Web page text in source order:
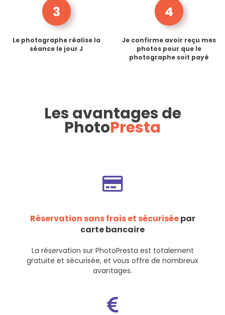
3
Le photographe réalise la
séance le jour J
4
Je confirme avoir reçu mes
photos pour que le
photographe soit payé
Les avantages de
PhotoPresta
Réservation sans frais et sécuriséepar
carte bancaire
La réservation sur PhotoPresta est totalement
gratuite et sécurisée, et vous offre de nombreux
avantages.